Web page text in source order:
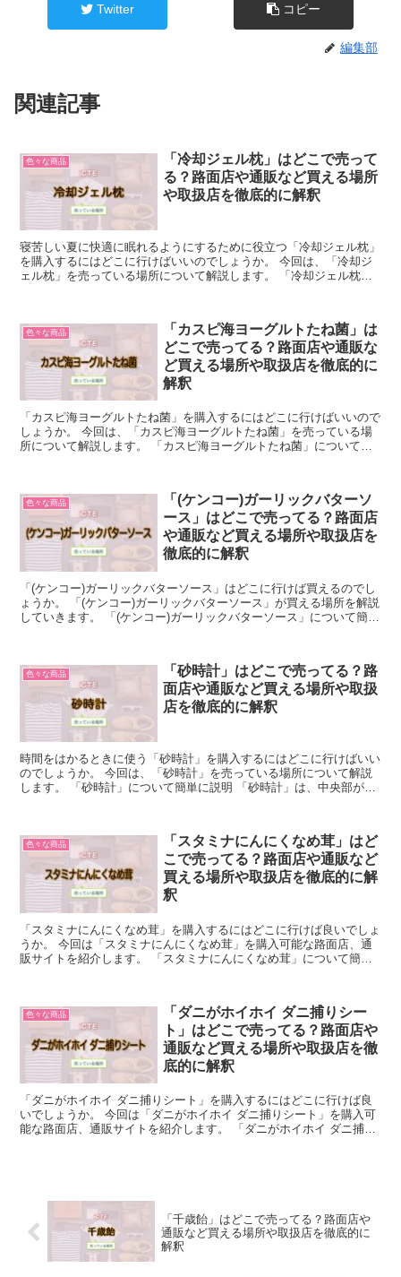
Twitter コピー
編集部
関連記事
色々な商品
「冷却ジェル枕」はどこで売って
る？路面店や通販など買える場所
や取扱店を徹底的に解釈
寝苦しい夏に快適に眠れるようにするために役立つ「冷却ジェル枕」
を購入するにはどこに行けばいいのでしょうか。 今回は、「冷却ジ
ェル枕」を売っている場所について解説します。 「冷却ジェル枕」
色々な商品
「カスピ海ヨーグルトたね菌」は
どこで売ってる？路面店や通販な
ど買える場所や取扱店を徹底的に
解釈
「カスピ海ヨーグルトたね菌」を購入するにはどこに行けばいいので
しょうか。 今回は、「カスピ海ヨーグルトたね菌」を売っている場
所について解説します。 「カスピ海ヨーグルトたね菌」について簡
色々な商品
「(ケンコー)ガーリックバターソ
ース」はどこで売ってる？路面店
や通販など買える場所や取扱店を
徹底的に解釈
「(ケンコー)ガーリックバターソース」はどこに行けば買えるのでし
ょうか。 「(ケンコー)ガーリックバターソース」が買える場所を解説
していきます。 「(ケンコー)ガーリックバターソース」について簡単
色々な商品
「砂時計」はどこで売ってる？路
面店や通販など買える場所や取扱
店を徹底的に解釈
時間をはかるときに使う「砂時計」を購入するにはどこに行けばいい
のでしょうか。 今回は、「砂時計」を売っている場所について解説
します。 「砂時計」について簡単に説明 「砂時計」は、中央部がく
色々な商品
「スタミナにんにくなめ茸」はど
こで売ってる？路面店や通販など
買える場所や取扱店を徹底的に解
釈
「スタミナにんにくなめ茸」を購入するにはどこに行けば良いでしょ
うか。 今回は「スタミナにんにくなめ茸」を購入可能な路面店、通
販サイトを紹介します。 「スタミナにんにくなめ茸」について簡単
色々な商品
「ダニがホイホイ ダニ捕りシー
ト」はどこで売ってる？路面店や
通販など買える場所や取扱店を徹
底的に解釈
「ダニがホイホイ ダニ捕りシート」を購入するにはどこに行けば良
いでしょうか。 今回は「ダニがホイホイ ダニ捕りシート」を購入可
能な路面店、通販サイトを紹介します。 「ダニがホイホイ ダニ捕り
「千歳飴」はどこで売ってる？路面店や
通販など買える場所や取扱店を徹底的に
解釈